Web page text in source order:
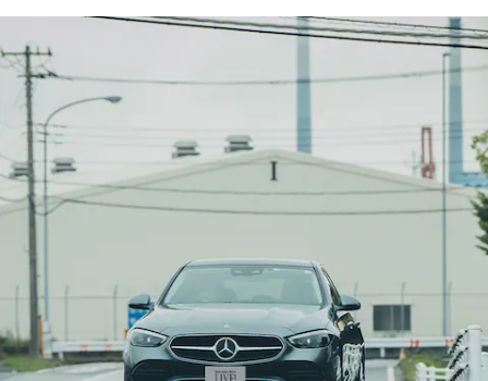
Stationwagon
E-Class
Stationwagon
Terrain
試乗リクエ
ショールー
Compact